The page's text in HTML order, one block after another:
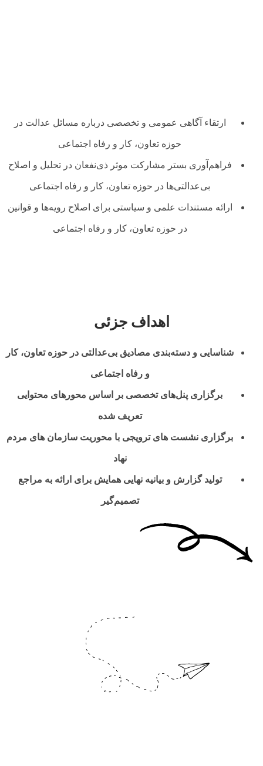
ارتقاء آگاهی عمومی و تخصصی درباره مسائل عدالت در
حوزه تعاون، کار و رفاه اجتماعی
فراهم‌آوری بستر مشارکت موثر ذی‌نفعان در تحلیل و اصلاح
بی‌عدالتی‌ها در حوزه تعاون، کار و رفاه اجتماعی
ارائه مستندات علمی و سیاستی برای اصلاح رویه‌ها و قوانین
در حوزه تعاون، کار و رفاه اجتماعی
اهداف جزئی
شناسایی و دسته‌بندی مصادیق بی‌عدالتی در حوزه تعاون، کار
و رفاه اجتماعی
برگزاری پنل‌های تخصصی بر اساس محورهای محتوایی
تعریف شده
برگزاری نشست های ترویجی با محوریت سازمان های مردم
نهاد
تولید گزارش و بیانیه نهایی همایش برای ارائه به مراجع
تصمیم‌گیر